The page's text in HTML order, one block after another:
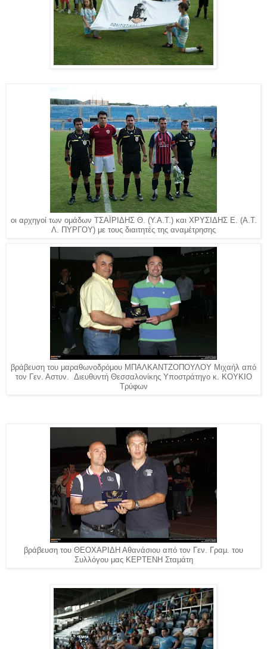
οι αρχηγοί των ομάδων ΤΣΑΪΡΙΔΗΣ Θ. (Υ.Α.Τ.) και ΧΡΥΣΙΔΗΣ Ε. (Α.Τ.
Λ. ΠΥΡΓΟΥ) με τους διαιτητές της αναμέτρησης
βράβευση του μαραθωνοδρόμου ΜΠΑΛΚΑΝΤΖΟΠΟΥΛΟΥ Μιχαήλ από
τον Γεν. Αστυν. Διευθυντή Θεσσαλονίκης Υποστράτηγο κ. ΚΟΥΚΙΟ
Τρύφων
βράβευση του ΘΕΟΧΑΡΙΔΗ Αθανάσιου από τον Γεν. Γραμ. του
Συλλόγου μας ΚΕΡΤΕΝΗ Σταμάτη